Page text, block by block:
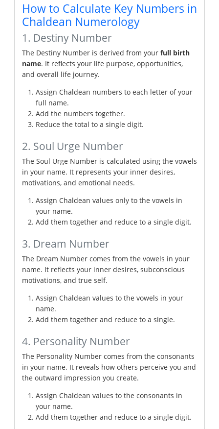
How to Calculate Key Numbers in
Chaldean Numerology
1. Destiny Number
The Destiny Number is derived from your full birth
name. It reflects your life purpose, opportunities,
and overall life journey.
Assign Chaldean numbers to each letter of your
full name.
Add the numbers together.
Reduce the total to a single digit.
2. Soul Urge Number
The Soul Urge Number is calculated using the vowels
in your name. It represents your inner desires,
motivations, and emotional needs.
Assign Chaldean values only to the vowels in
your name.
Add them together and reduce to a single digit.
3. Dream Number
The Dream Number comes from the vowels in your
name. It reflects your inner desires, subconscious
motivations, and true self.
Assign Chaldean values to the vowels in your
name.
Add them together and reduce to a single.
4. Personality Number
The Personality Number comes from the consonants
in your name. It reveals how others perceive you and
the outward impression you create.
Assign Chaldean values to the consonants in
your name.
Add them together and reduce to a single digit.